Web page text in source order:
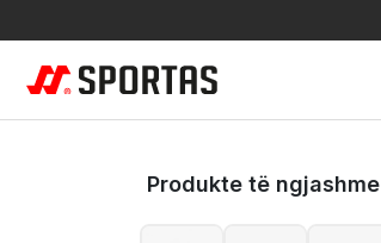
Produkte të ngjashme